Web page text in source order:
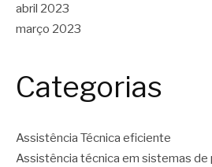
abril 2023
março 2023
Categorias
Assistência Técnica eficiente
Assistência técnica em sistemas de